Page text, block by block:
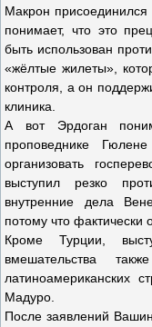
Макрон
понимает, что это
быть использован
«жёлтые жилеты»,
контроля, а он
клиника.
А вот Эрдоган
проповеднике
организовать
выступил резко
внутренние дела
потому что фактически
Кроме Турции,
вмешательства
латиноамериканских
Мадуро.
После заявлений